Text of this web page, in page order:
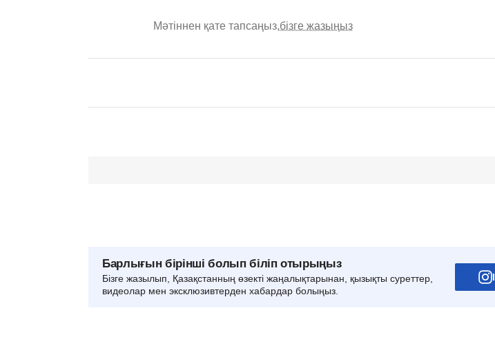
Мәтіннен қате тапсаңыз,бізге жазыңыз
Барлығын бірінші болып біліп отырыңыз
Бізге жазылып, Қазақстанның өзекті жаңалықтарынан, қызықты суреттер,
видеолар мен эксклюзивтерден хабардар болыңыз.